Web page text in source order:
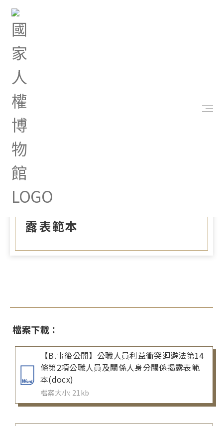
首頁
【B.事後公開】公職人員利益衝突迴避法第14條第2
項公職人員及關係人身分關係揭露表範本
Mar 23, 2022 |
【B.事後公開】公職人員利
益衝突迴避法第14條第2項公
職人員及關係人身分關係揭
露表範本
檔案下載：
【B.事後公開】公職人員利益衝突迴避法第14
條第2項公職人員及關係人身分關係揭露表範
本(docx)
檔案大小: 21kb